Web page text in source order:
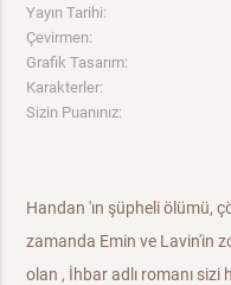
Yayın Tarihi:
Çevirmen:
Grafik Tasarım:
Karakterler:
Sizin Puanınız:
Handan 'ın şüpheli ölümü,
zamanda Emin ve Lavin'in
olan , İhbar adlı romanı